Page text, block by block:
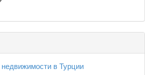
в Турции